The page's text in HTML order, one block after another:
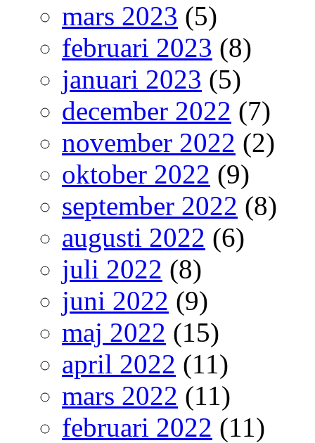
mars 2023 (5)
februari 2023 (8)
januari 2023 (5)
december 2022 (7)
november 2022 (2)
oktober 2022 (9)
september 2022 (8)
augusti 2022 (6)
juli 2022 (8)
juni 2022 (9)
maj 2022 (15)
april 2022 (11)
mars 2022 (11)
februari 2022 (11)